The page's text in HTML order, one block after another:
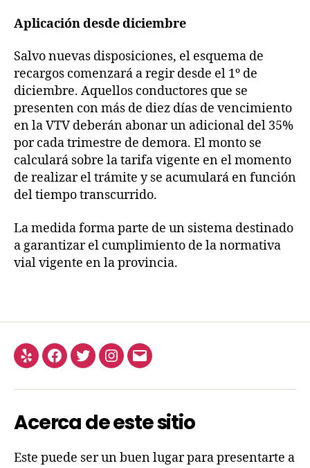
Aplicación desde diciembre
Salvo nuevas disposiciones, el esquema de
recargos comenzará a regir desde el 1º de
diciembre. Aquellos conductores que se
presenten con más de diez días de vencimiento
en la VTV deberán abonar un adicional del 35%
por cada trimestre de demora. El monto se
calculará sobre la tarifa vigente en el momento
de realizar el trámite y se acumulará en función
del tiempo transcurrido.
La medida forma parte de un sistema destinado
a garantizar el cumplimiento de la normativa
vial vigente en la provincia.
Acerca de este sitio
Este puede ser un buen lugar para presentarte a